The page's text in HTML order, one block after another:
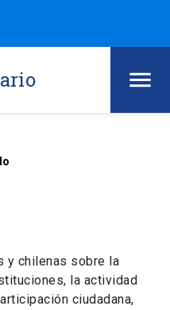
y chilenas sobre la
la actividad
ciudadana,